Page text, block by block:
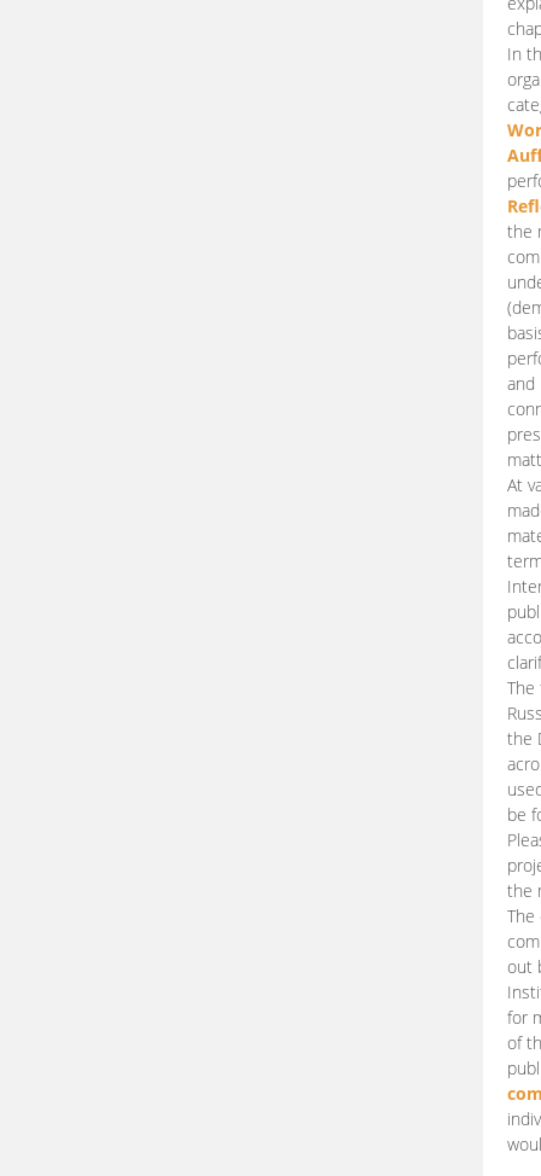
In
the
and
At
The
the
be
the
The
out
for
of